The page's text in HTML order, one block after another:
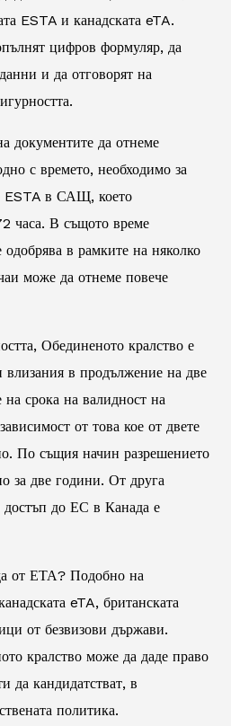
ESTA и канадската eTA.
цифров формуляр, да
и да отговорят на
документите да отнеме
с времето, необходимо за
ESTA в САЩ, което
часа. В същото време
одобрява в рамките на няколко
може да отнеме повече
Обединеното кралство е
влизания в продължение на две
срока на валидност на
от това кое от двете
По същия начин разрешението
две години. От друга
достъп до ЕС в Канада е
от ЕТА? Подобно на
eTA, британската
от безвизови държави.
кралство може да даде право
да кандидатстват, в
политика.